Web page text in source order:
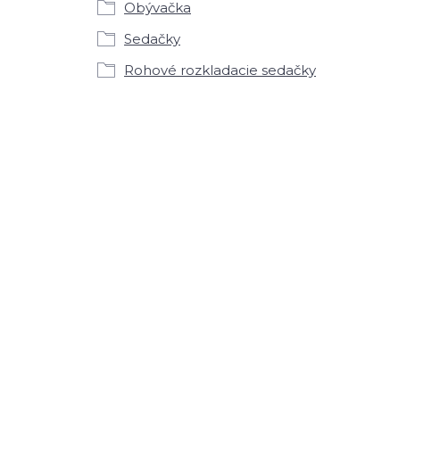
Obývačka
Sedačky
Rohové rozkladacie sedačky